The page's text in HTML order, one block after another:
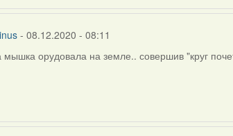
- 08.12.2020 - 08:11
мышка орудовала на земле.. совершив "круг